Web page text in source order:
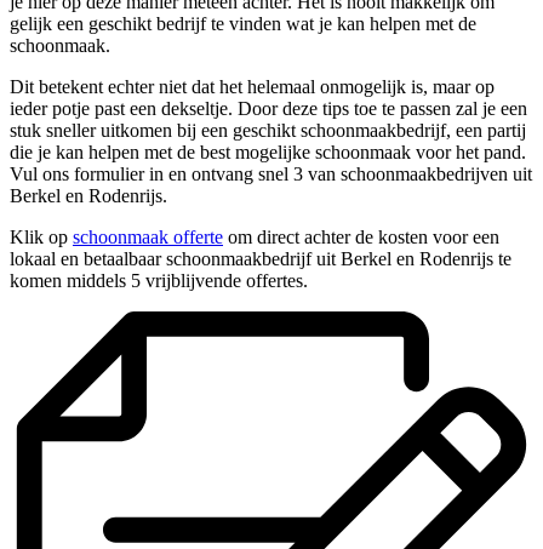
gelijk een geschikt bedrijf te vinden wat je kan helpen met de
schoonmaak.
Dit betekent echter niet dat het helemaal onmogelijk is, maar op
ieder potje past een dekseltje. Door deze tips toe te passen zal je een
stuk sneller uitkomen bij een geschikt schoonmaakbedrijf, een partij
die je kan helpen met de best mogelijke schoonmaak voor het pand.
Vul ons formulier in en ontvang snel 3 van schoonmaakbedrijven uit
Berkel en Rodenrijs.
Klik op schoonmaak offerte om direct achter de kosten voor een
lokaal en betaalbaar schoonmaakbedrijf uit Berkel en Rodenrijs te
komen middels 5 vrijblijvende offertes.